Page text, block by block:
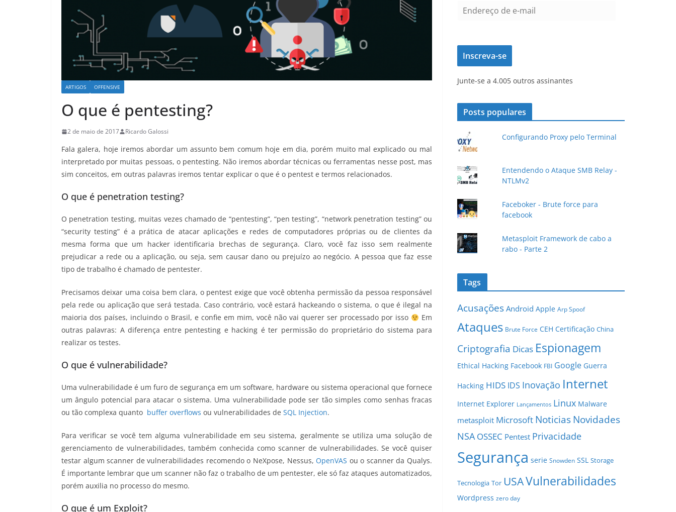
ARTIGOS OFFENSIVE
O que é pentesting?
2 de maio de 2017 Ricardo Galossi
Fala galera, hoje iremos abordar um assunto bem comum hoje em dia, porém muito mal explicado ou mal
interpretado por muitas pessoas, o pentesting. Não iremos abordar técnicas ou ferramentas nesse post, mas
sim conceitos, em outras palavras iremos tentar explicar o que é o pentest e termos relacionados.
O que é penetration testing?
O penetration testing, muitas vezes chamado de “pentesting”, “pen testing”, “network penetration testing” ou
“security testing” é a prática de atacar aplicações e redes de computadores próprias ou de clientes da
mesma forma que um hacker identificaria brechas de segurança. Claro, você faz isso sem realmente
prejudicar a rede ou a aplicação, ou seja, sem causar dano ou prejuízo ao negócio. A pessoa que faz esse
tipo de trabalho é chamado de pentester.
Precisamos deixar uma coisa bem clara, o pentest exige que você obtenha permissão da pessoa responsável
pela rede ou aplicação que será testada. Caso contrário, você estará hackeando o sistema, o que é ilegal na
maioria dos países, incluindo o Brasil, e confie em mim, você não vai querer ser processado por isso
Em
outras palavras: A diferença entre pentesting e hacking é ter permissão do proprietário do sistema para
realizar os testes.
O que é vulnerabilidade?
Uma vulnerabilidade é um furo de segurança em um software, hardware ou sistema operacional que fornece
um ângulo potencial para atacar o sistema. Uma vulnerabilidade pode ser tão simples como senhas fracas
ou tão complexa quanto buffer overflows ou vulnerabilidades de SQL Injection.
Para verificar se você tem alguma vulnerabilidade em seu sistema, geralmente se utiliza uma solução de
gerenciamento de vulnerabilidades, também conhecida como scanner de vulnerabilidades. Se você quiser
testar algum scanner de vulnerabilidades recomendo o NeXpose, Nessus, OpenVAS ou o scanner da Qualys.
É importante lembrar que um scanner não faz o trabalho de um pentester, ele só faz ataques automatizados,
porém auxilia no processo do mesmo.
O que é um Exploit?
e
e
ç
d
e
-
a
i
Inscreva-se
Junte-se a 4.005 outros assinantes
Posts populares
Configurando Proxy pelo Terminal
Entendendo o Ataque SMB Relay -
NTLMv2
Faceboker - Brute force para
facebook
Metasploit Framework de cabo a
rabo - Parte 2
Tags
Acusações Android Apple Arp Spoof
Ataques Brute Force CEH Certificação China
Criptografia Dicas Espionagem
Ethical Hacking Facebook FBI Google Guerra
Hacking HIDS IDS Inovação Internet
Internet Explorer Lançamentos Linux Malware
metasploit Microsoft NoticiasNovidades
NSA OSSEC Pentest Privacidade
Segurança serie Snowden SSL Storage
Tecnologia Tor USAVulnerabilidades
Wordpress zero day